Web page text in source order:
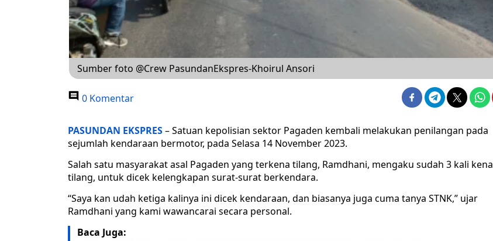
Sumber foto @Crew PasundanEkspres-Khoirul Ansori
0 Komentar
PASUNDAN EKSPRES– Satuan kepolisian sektor Pagaden kembali melakukan penilangan pada
sejumlah kendaraan bermotor, pada Selasa 14 November 2023.
Salah satu masyarakat asal Pagaden yang terkena tilang, Ramdhani, mengaku sudah 3 kali kena
tilang, untuk dicek kelengkapan surat-surat berkendara.
“Saya kan udah ketiga kalinya ini dicek kendaraan, dan biasanya juga cuma tanya STNK,” ujar
Ramdhani yang kami wawancarai secara personal.
Baca Juga: